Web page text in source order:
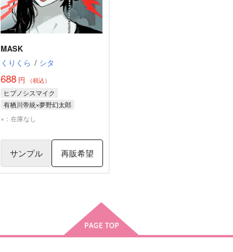
MASK
くりくら / シタ
688円 （税込）
ヒプノシスマイク
有栖川帝統×夢野幻太郎
有栖川帝統
×：在庫なし
サンプル 再販希望